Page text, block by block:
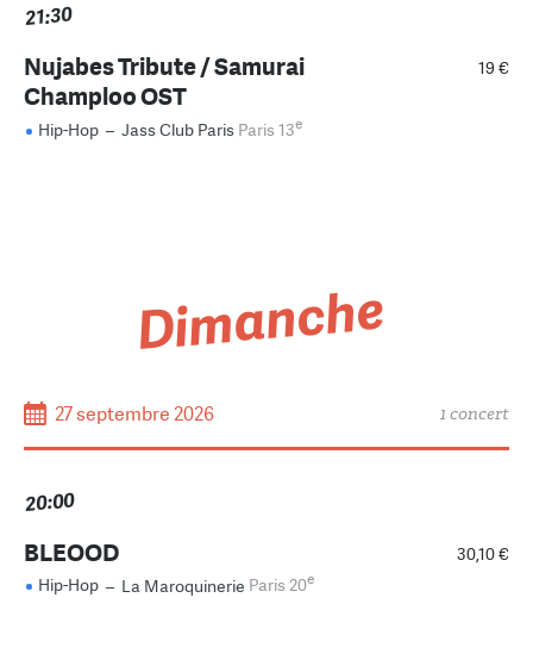
21:30
19 €
Nujabes Tribute / Samurai
Champloo OST
Hip-Hop – Jass Club Paris Paris 13e
Dimanche
27 septembre 2026 1 concert
20:00
30,10 €
BLEOOD
Hip-Hop – La Maroquinerie Paris 20e